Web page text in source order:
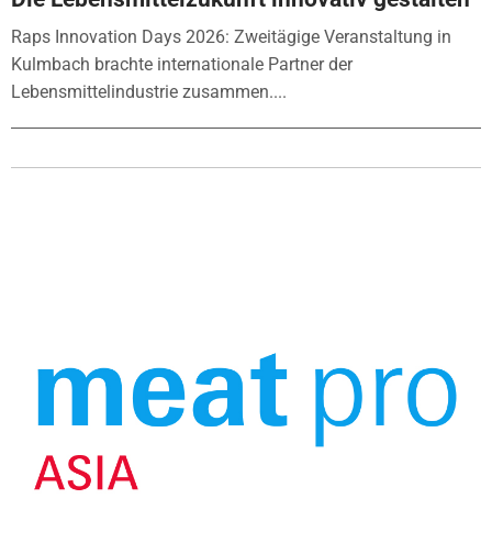
Raps Innovation Days 2026: Zweitägige Veranstaltung in
Kulmbach brachte internationale Partner der
Lebensmittelindustrie zusammen....